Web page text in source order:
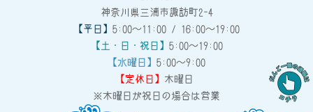
神奈川県三浦市諏訪町2-4
【平日】 5:00～11:00 / 16:00～19:00
【土・日・祝日】 5:00～19:00
【水曜日】 5:00～9:00
【定休日】
木曜日
※木曜日が祝日の場合は営業